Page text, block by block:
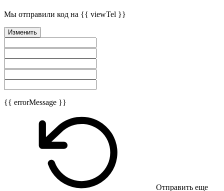
Мы отправили код на {{ viewTel }}
Изменить
{{ errorMessage }}
Отправить еще